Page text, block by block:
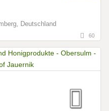
Deutschland
60